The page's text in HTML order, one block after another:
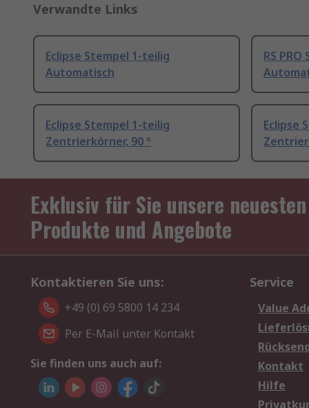
Verwandte Links
Eclipse Stempel 1-teilig
Automatisch
RS
Eclipse Stempel 1-teilig
Zentrierkörner, 90 °
Eclipse
Exklusiv für Sie unsere neuesten
Produkte und Angebote
Kontaktieren Sie uns:
+49 (0) 69 5800 14 234
Per E-Mail unter Kontakt
Sie finden uns auch auf:
Service
Value
Kontakt
Hilfe